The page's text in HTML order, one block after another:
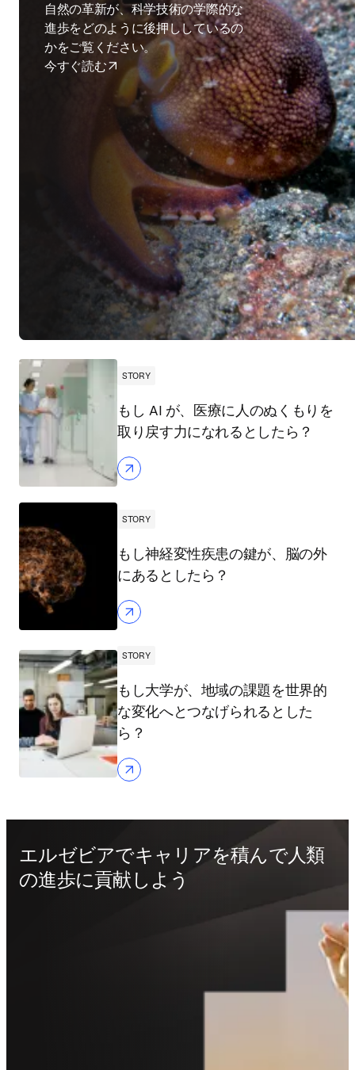
自然の革新が、科学技術の学際的な
進歩をどのように後押ししているの
かをご覧ください。
今すぐ読む
STORY
もし AI が、医療に人のぬくもりを
取り戻す力になれるとしたら？
STORY
もし神経変性疾患の鍵が、脳の外
にあるとしたら？
STORY
もし大学が、地域の課題を世界的
な変化へとつなげられるとした
ら？
エルゼビアでキャリアを積んで人類
の進歩に貢献しよう